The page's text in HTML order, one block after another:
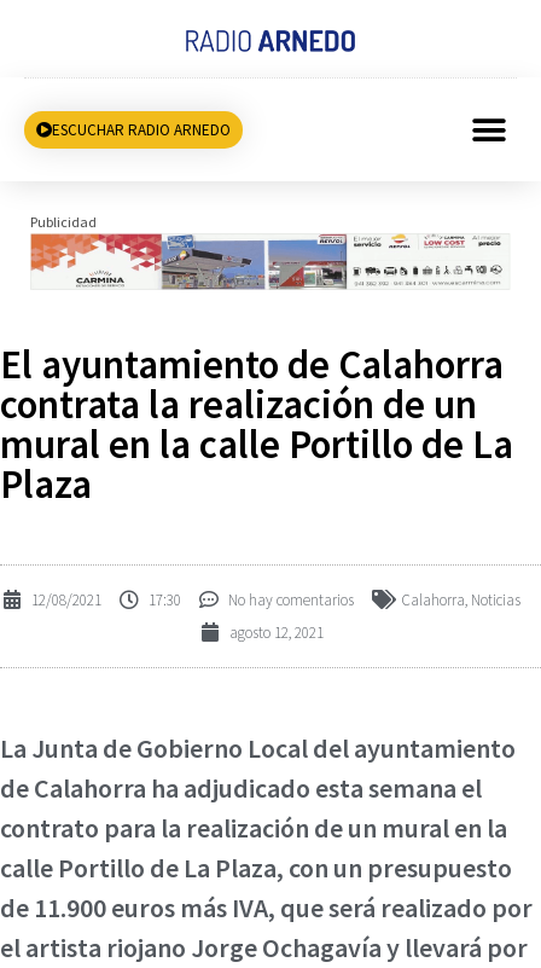
ESCUCHAR RADIO ARNEDO
Publicidad
El ayuntamiento de Calahorra
contrata la realización de un
mural en la calle Portillo de La
Plaza
12/08/2021 17:30 No hay comentarios Calahorra, Noticias
agosto 12, 2021
La Junta de Gobierno Local del ayuntamiento
de Calahorra ha adjudicado esta semana el
contrato para la realización de un mural en la
calle Portillo de La Plaza, con un presupuesto
de 11.900 euros más IVA, que será realizado por
el artista riojano Jorge Ochagavía y llevará por